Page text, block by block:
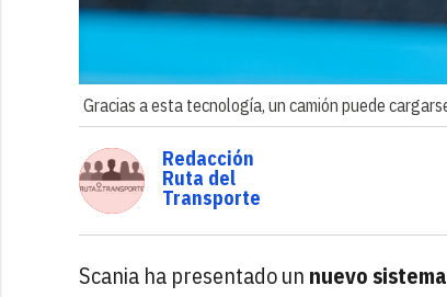
Gracias a esta tecnología, un camión puede
Redacción
Ruta del
Transporte
Scania ha presentado un nuevo